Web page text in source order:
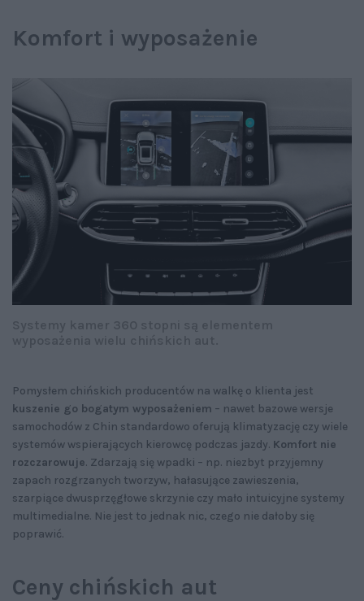
Komfort i wyposażenie
Pomysłem chińskich producentów na walkę o klienta jest
kuszenie go bogatym wyposażeniem – nawet bazowe wersje
samochodów z Chin standardowo oferują klimatyzację czy wiele
systemów wspierających kierowcę podczas jazdy. Komfort nie
rozczarowuje. Zdarzają się wpadki – np. niezbyt przyjemny
zapach rozgrzanych tworzyw, hałasujące zawieszenia,
szarpiące dwusprzęgłowe skrzynie czy mało intuicyjne systemy
multimedialne. Nie jest to jednak nic, czego nie dałoby się
poprawić.
Ceny chińskich aut